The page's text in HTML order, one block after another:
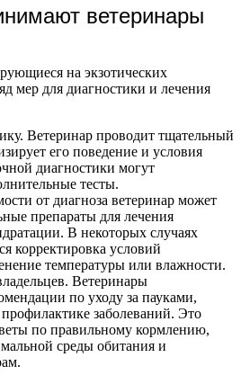
ветеринары
на экзотических
мер для диагностики и лечения
Ветеринар проводит тщательный
его поведение и условия
диагностики могут
тесты.
от диагноза ветеринар может
препараты для лечения
В некоторых случаях
корректировка условий
температуры или влажности.
Ветеринары
по уходу за пауками,
заболеваний. Это
по правильному кормлению,
среды обитания и